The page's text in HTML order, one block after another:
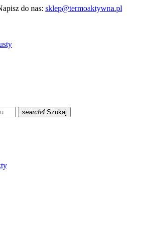
do nas: sklep@termoaktywna.pl
search4 Szukaj